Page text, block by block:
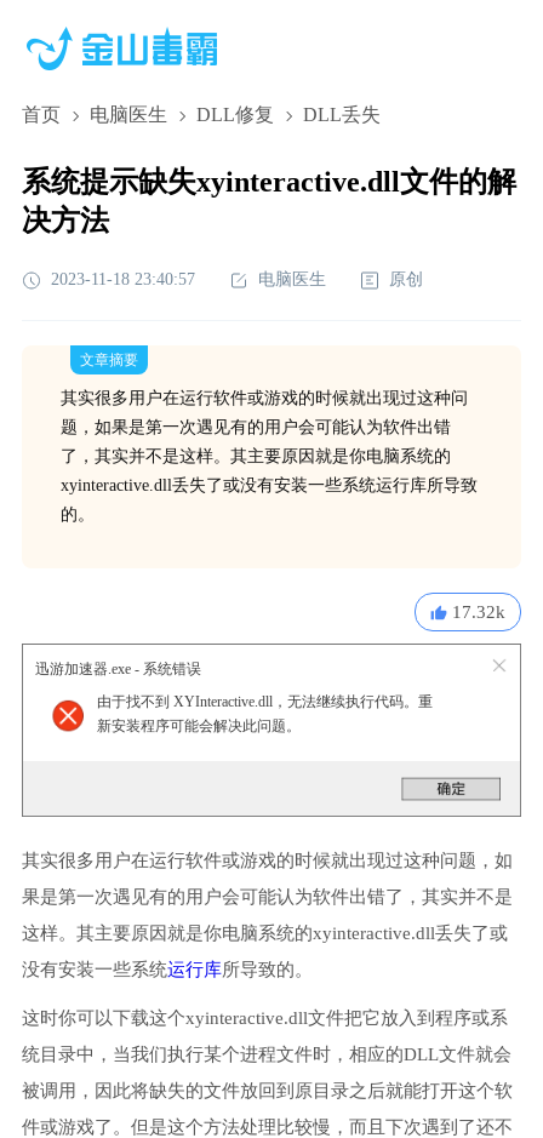
首页 电脑医生 DLL修复 DLL丢失
系统提示缺失xyinteractive.dll文件的解
决方法
2023-11-18 23:40:57 电脑医生 原创
文章摘要
其实很多用户在运行软件或游戏的时候就出现过这种问
题，如果是第一次遇见有的用户会可能认为软件出错
了，其实并不是这样。其主要原因就是你电脑系统的
xyinteractive.dll丢失了或没有安装一些系统运行库所导致
的。
17.32k
迅游加速器.exe - 系统错误
由于找不到 XYInteractive.dll，无法继续执行代码。重
新安装程序可能会解决此问题。
其实很多用户在运行软件或游戏的时候就出现过这种问题，如
果是第一次遇见有的用户会可能认为软件出错了，其实并不是
这样。其主要原因就是你电脑系统的xyinteractive.dll丢失了或
没有安装一些系统运行库所导致的。
这时你可以下载这个xyinteractive.dll文件把它放入到程序或系
统目录中，当我们执行某个进程文件时，相应的DLL文件就会
被调用，因此将缺失的文件放回到原目录之后就能打开这个软
件或游戏了。但是这个方法处理比较慢，而且下次遇到了还不